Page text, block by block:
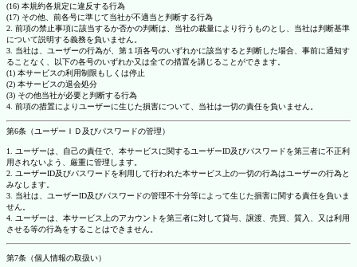
(16) 本規約各規定に違反する行為
(17) その他、前各号に準じて当社が不適当と判断する行為
2. 前項の禁止事項に該当するか否かの判断は、当社の裁量により行うものとし、当社は判断基準
について説明する義務を負いません。
3. 当社は、ユーザーの行為が、第１項各号のいずれかに該当すると判断した場合、事前に通知す
ることなく、以下の各号のいずれか又は全ての措置を講じることができます。
(1) 本サービスの利用制限もしくは停止
(2) 本サービスの退会処分
(3) その他当社が必要と判断する行為
4. 前項の措置によりユーザーに生じた損害について、当社は一切の責任を負いません。
第6条（ユーザーＩＤ及びパスワードの管理）
1. ユーザーは、自己の責任で、本サービスに関するユーザーID及びパスワードを第三者に不正利
用されないよう、厳重に管理します。
2. ユーザーID及びパスワードを利用して行われた本サービス上の一切の行為はユーザーの行為と
みなします。
3. 当社は、ユーザーID及びパスワードの管理不十分等によって生じた損害に関する責任を負いま
せん。
4. ユーザーは、本サービス上のアカウントを第三者に対して貸与、譲渡、売買、質入、又は利用
させる等の行為をすることはできません。
第7条（個人情報の取扱い）